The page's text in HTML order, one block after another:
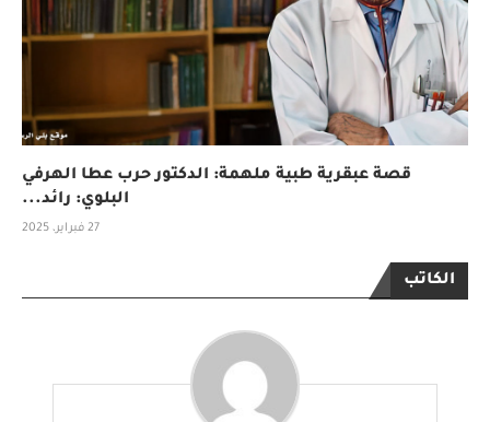
قصة عبقرية طبية ملهمة: الدكتور حرب عطا الهرفي
البلوي: رائد...
27 فبراير، 2025
الكاتب